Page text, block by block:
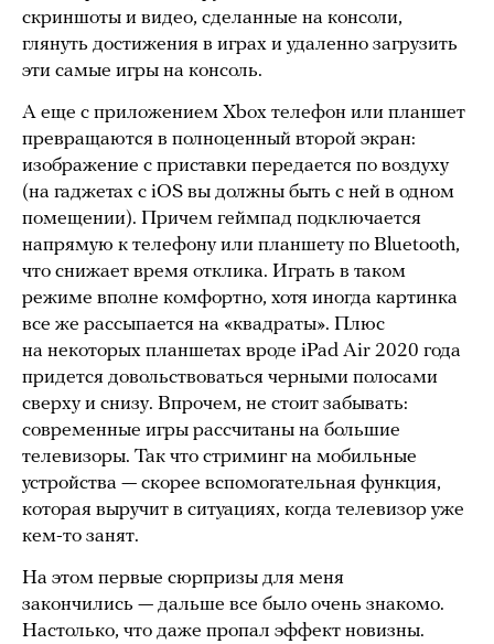
скриншоты и видео, сделанные на консоли,
глянуть достижения в играх и удаленно загрузить
эти самые игры на консоль.
А еще с приложением Xbox телефон или планшет
превращаются в полноценный второй экран:
изображение с приставки передается по воздуху
(на гаджетах с iOS вы должны быть с ней в одном
помещении). Причем геймпад подключается
напрямую к телефону или планшету по Bluetooth,
что снижает время отклика. Играть в таком
режиме вполне комфортно, хотя иногда картинка
все же рассыпается на «квадраты». Плюс
на некоторых планшетах вроде iPad Air 2020 года
придется довольствоваться черными полосами
сверху и снизу. Впрочем, не стоит забывать:
современные игры рассчитаны на большие
телевизоры. Так что стриминг на мобильные
устройства — скорее вспомогательная функция,
которая выручит в ситуациях, когда телевизор уже
кем-то занят.
На этом первые сюрпризы для меня
закончились — дальше все было очень знакомо.
Настолько, что даже пропал эффект новизны.